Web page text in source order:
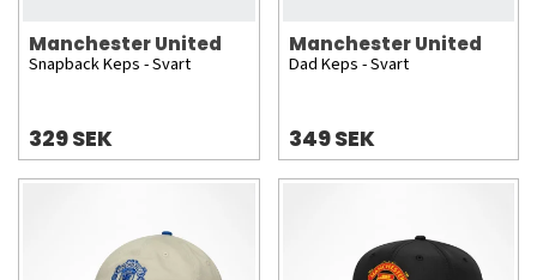
Manchester United
Snapback Keps - Svart
329 SEK
Manchester United
Dad Keps - Svart
349 SEK